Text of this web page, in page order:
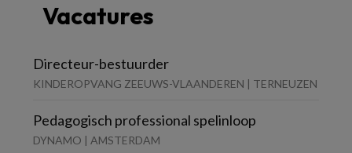
Vacatures
Directeur-bestuurder
KINDEROPVANG ZEEUWS-VLAANDEREN | TERNEUZEN
Pedagogisch professional spelinloop
DYNAMO | AMSTERDAM